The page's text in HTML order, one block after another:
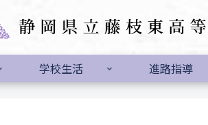
学校生活 進路指導